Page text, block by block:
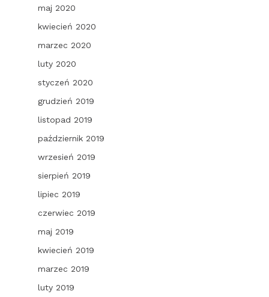
maj 2020
kwiecień 2020
marzec 2020
luty 2020
styczeń 2020
grudzień 2019
listopad 2019
październik 2019
wrzesień 2019
sierpień 2019
lipiec 2019
czerwiec 2019
maj 2019
kwiecień 2019
marzec 2019
luty 2019